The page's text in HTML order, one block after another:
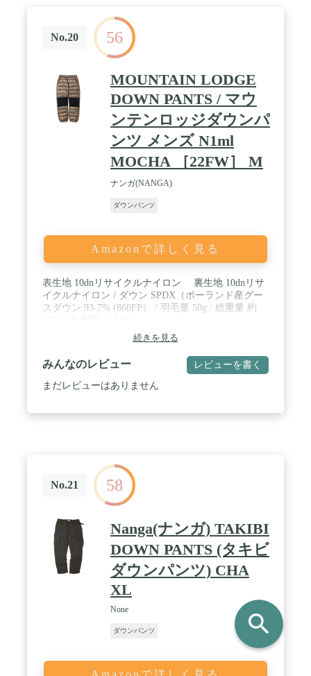
No.20 56
MOUNTAIN LODGE
DOWN PANTS / マウ
ンテンロッジダウンパ
ンツ メンズ N1ml
MOCHA ［22FW］ M
ナンガ(NANGA)
ダウンパンツ
Amazonで詳しく見る
表生地 10dnリサイクルナイロン 裏生地 10dnリサ
イクルナイロン / ダウン SPDX（ポーランド産グー
スダウン 93-7% (860FP） / 羽毛量 50g / 総重量 約
続きを見る
みんなのレビュー レビューを書く
まだレビューはありません
No.21 58
Nanga(ナンガ) TAKIBI
DOWN PANTS (タキビ
ダウンパンツ) CHA
XL
None
ダウンパンツ search